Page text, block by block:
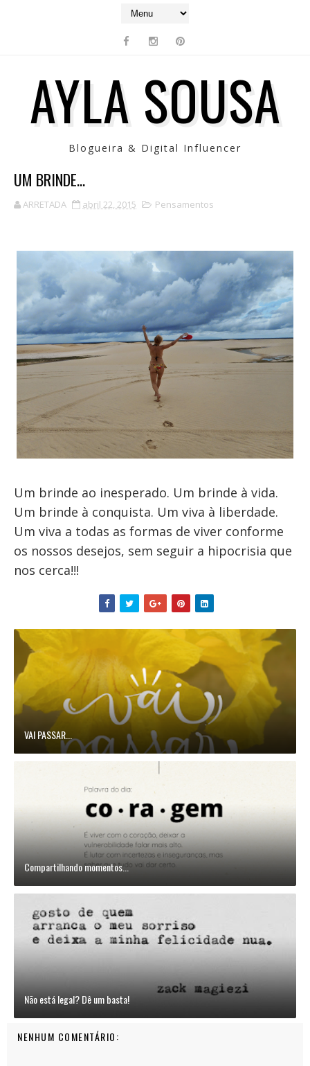
AYLA SOUSA
Blogueira & Digital Influencer
UM BRINDE...
ARRETADA abril 22, 2015 Pensamentos
Um brinde ao inesperado. Um brinde à vida.
Um brinde à conquista. Um viva à liberdade.
Um viva a todas as formas de viver conforme
os nossos desejos, sem seguir a hipocrisia que
nos cerca!!!
VAI PASSAR...
Compartilhando momentos...
Não está legal? Dê um basta!
NENHUM COMENTÁRIO: